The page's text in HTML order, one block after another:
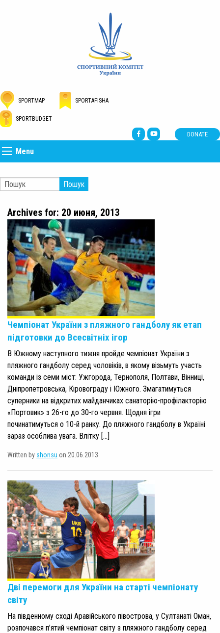
SPORTMAP SPORTAFISHA
SPORTBUDGET
DONATE
Menu
Пошук
Archives for: 20 июня, 2013
Чемпіонат України з пляжного гандболу як етап
підготовки до Всесвітніх ігор
В Южному наступного тижня пройде чемпіонат України з
пляжного гандболу серед чоловіків, в якому візьмуть участь
команди із семи міст: Ужгорода, Тернополя, Полтави, Вінниці,
Дніпропетровська, Кіровограду і Южного. Змагатимуться
суперники на відкритих майданчиках санаторію-профілакторію
«Портовик» з 26-го до 30-го червня. Щодня ігри
починатимуться о 10-й ранку. До пляжного гандболу в Україні
зараз особлива увага. Влітку […]
Written by shonsu on 20.06.2013
Дві перемоги для України на старті чемпіонату
світу
На південному сході Аравійського півострова, у Султанаті Оман,
розпочався п’ятий чемпіонат світу з пляжного гандболу серед